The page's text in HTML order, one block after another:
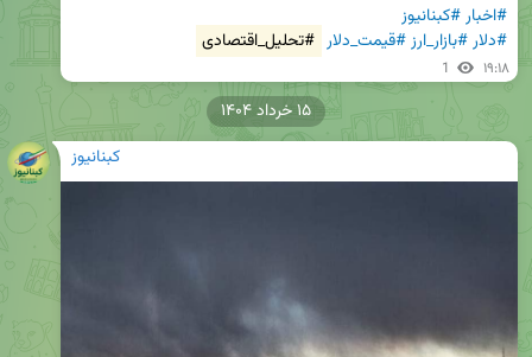
#اخبار#کبنانیوز
#دلار#بازار_ارز#قیمت_دلار #تحلیل_اقتصادی
1 ۱۹:۱۸
کبنانیوز
۱۵ خرداد ۱۴۰۴